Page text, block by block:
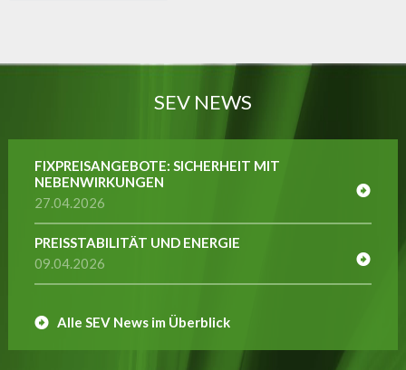
SEV NEWS
FIXPREISANGEBOTE: SICHERHEIT MIT
NEBENWIRKUNGEN
27.04.2026
PREISSTABILITÄT UND ENERGIE
09.04.2026
Alle SEV News im Überblick